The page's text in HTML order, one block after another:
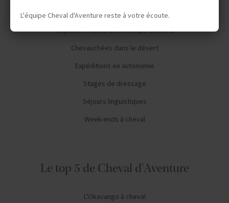
Safaris à cheval
Séjours en ranch en Amérique du Nord
Chevauchées dans le désert
Expéditions en autonomie
Stages de dressage
Séjours linguistiques
Week-ends à cheval
Le top 5 de Cheval d'Aventure
L'Okavango à cheval
L'équipe Cheval d'Aventure reste à votre écoute.